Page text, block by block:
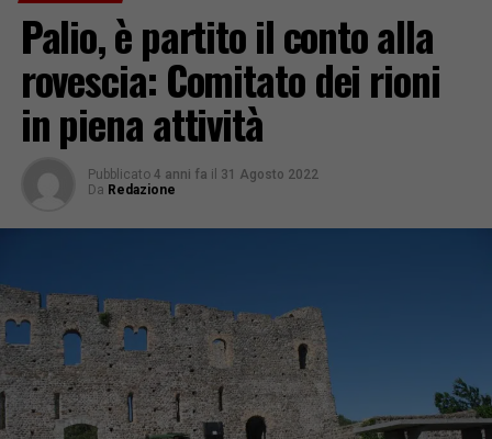
Palio, è partito il conto alla
rovescia: Comitato dei rioni
in piena attività
Pubblicato 4 anni fa il 31 Agosto 2022
Da Redazione